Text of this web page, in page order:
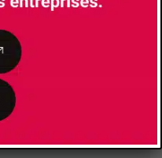
master-
chez
accrue
Universitaires